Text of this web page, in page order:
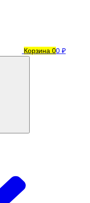
Корзина 00 ₽